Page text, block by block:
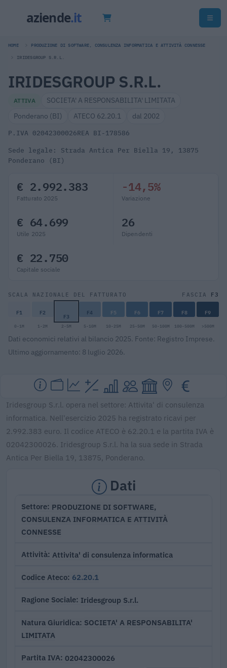
HOME PRODUZIONE DI SOFTWARE, CONSULENZA INFORMATICA E ATTIVITÀ CONNESSE
IRIDESGROUP S.R.L.
IRIDESGROUP S.R.L.
ATTIVA
SOCIETA' A RESPONSABILITA' LIMITATA
Ponderano (BI)
ATECO 62.20.1 dal 2002
P.IVA 02042300026REA BI-178586
Sede legale: Strada Antica Per Biella 19, 13875
Ponderano (BI)
€ 2.992.383
Fatturato 2025
-14,5%
Variazione
€ 64.699
Utile 2025
26
Dipendenti
€ 22.750
Capitale sociale
SCALA NAZIONALE DEL FATTURATO FASCIA F3
F1 F2 F3 F4 F5 F6 F7 F8 F9
0-1M 1-2M 2-5M 5-10M 10-25M 25-50M 50-100M 100-500M >500M
Dati economici relativi al bilancio 2025. Fonte: Registro Imprese.
Ultimo aggiornamento: 8 luglio 2026.
Iridesgroup S.r.l. opera nel settore: Attivita' di consulenza
informatica. Nell'esercizio 2025 ha registrato ricavi per
2.992.383 euro. Il codice ATECO è 62.20.1 e la partita IVA è
02042300026. Iridesgroup S.r.l. ha la sua sede in Strada
Antica Per Biella 19, 13875, Ponderano.
Dati
Settore PRODUZIONE DI SOFTWARE,
CONSULENZA INFORMATICA E ATTIVITÀ
CONNESSE
Attività Attivita' di consulenza informatica
Codice Ateco 62.20.1
Ragione Sociale Iridesgroup S.r.l.
Natura Giuridica SOCIETA' A RESPONSABILITA'
LIMITATA
Partita IVA 02042300026